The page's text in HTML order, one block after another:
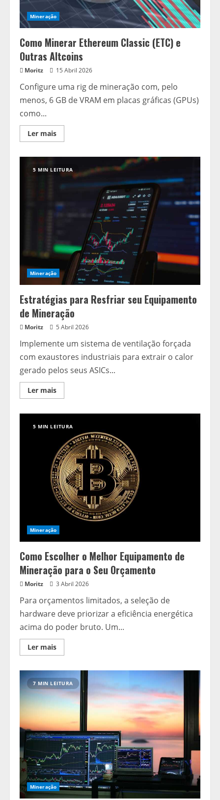
Mineração
Como Minerar Ethereum Classic (ETC) e
Outras Altcoins
Moritz 15 Abril 2026
Configure uma rig de mineração com, pelo
menos, 6 GB de VRAM em placas gráficas (GPUs)
como...
Ler maisRead
more
Ethereum
Classic
Altcoins
5 MIN LEITURA
Mineração
Estratégias para Resfriar seu Equipamento
de Mineração
Moritz 5 Abril 2026
Implemente um sistema de ventilação forçada
com exaustores industriais para extrair o calor
gerado pelos seus ASICs...
Ler maisRead
more
Resfriar
seu
Equipamento
de
Mineração
5 MIN LEITURA
Mineração
Como Escolher o Melhor Equipamento de
Mineração para o Seu Orçamento
Moritz 3 Abril 2026
Para orçamentos limitados, a seleção de
hardware deve priorizar a eficiência energética
acima do poder bruto. Um...
Ler maisRead
more
Escolher
o
Melhor
Equipamento
Mineração
para
o
Seu
Orçamento
7 MIN LEITURA
Mineração